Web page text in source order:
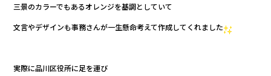
三景のカラーでもあるオレンジを基調としていて
文言やデザインも事務さんが一生懸命考えて作成してくれました
実際に品川区役所に足を運び